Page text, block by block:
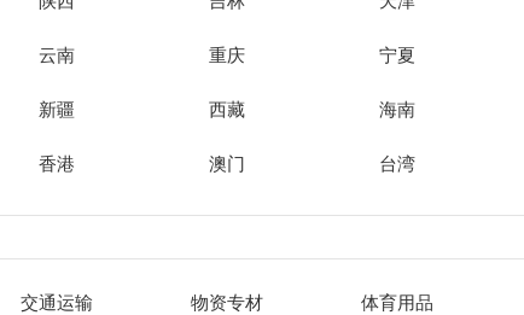
云南 重庆 宁夏
新疆 西藏 海南
香港 澳门 台湾
交通运输 物资专材 体育用品